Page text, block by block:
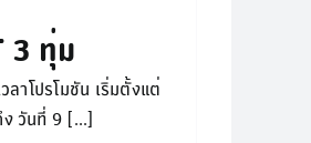
3 ทุ่ม
ลาโปรโมชัน เริ่มตั้งแต่
วันที่ 9 [...]